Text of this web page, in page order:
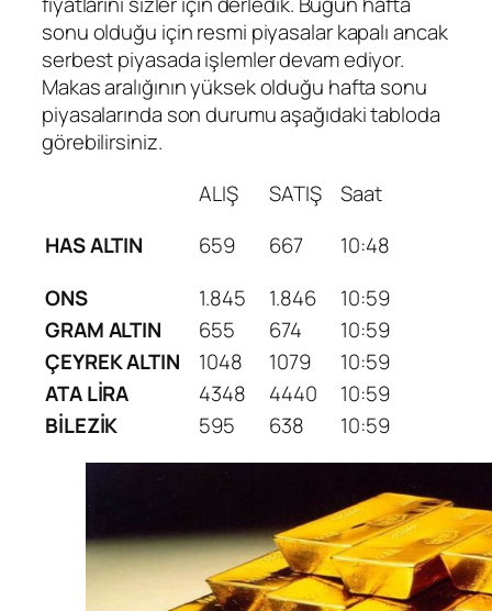
sonu olduğu için resmi piyasalar kapalı ancak
serbest piyasada işlemler devam ediyor.
Makas aralığının yüksek olduğu hafta sonu
piyasalarında son durumu aşağıdaki tabloda
görebilirsiniz.
ALIŞ
SATIŞ
Saat
HAS ALTIN
659 667
10:48
ONS
1.845 1.846
10:59
GRAM ALTIN
655 674
10:59
ÇEYREK ALTIN
1048 1079
10:59
ATA LİRA
4348 4440
10:59
BİLEZİK
595 638 10:59